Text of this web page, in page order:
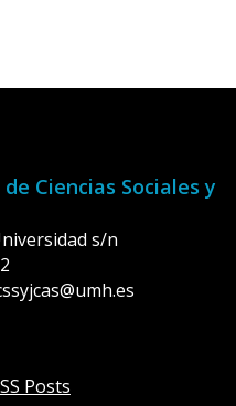
Ciencias Sociales y
s/n
Posts